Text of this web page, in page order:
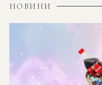
НОВИНИ